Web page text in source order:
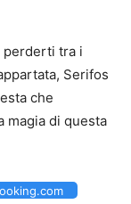
perderti tra i
Serifos
che
magia di questa